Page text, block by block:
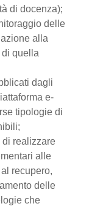
di docenza);
delle
alla
quella
dagli
e-
tipologie di
di realizzare
alle
recupero,
delle
che